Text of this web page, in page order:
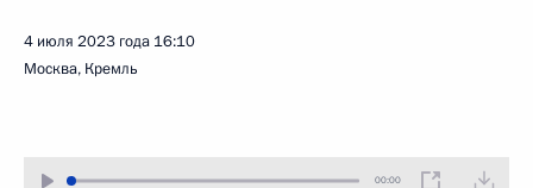
4 июля 2023 года 16:10
Москва, Кремль
00:00